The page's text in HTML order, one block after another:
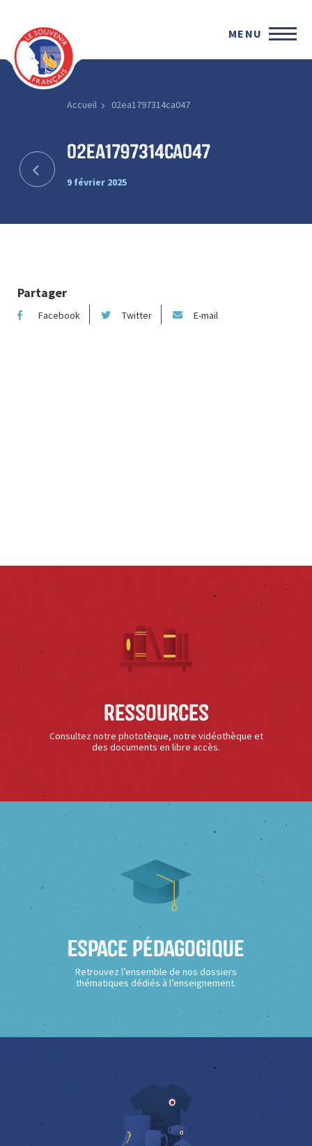
MENU
Accueil 02ea1797314ca047
02ea1797314ca047
9 février 2025
Partager
Facebook Twitter E-mail
Ressources
Consultez notre phototèque, notre vidéothèque et
des documents en libre accès.
Espace Pédagogique
Retrouvez l’ensemble de nos dossiers
thématiques dédiés à l’enseignement.